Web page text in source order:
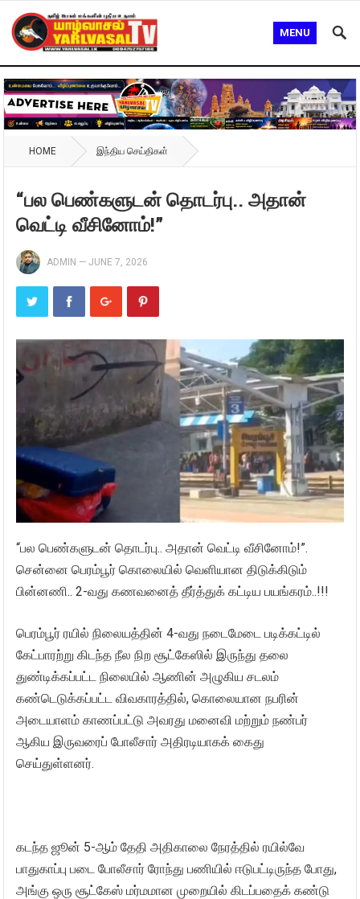
MENU
HOME இந்திய செய்திகள்
“பல பெண்களுடன் தொடர்பு.. அதான்
வெட்டி வீசினோம்!”
ADMIN —JUNE 7, 2026
“பல பெண்களுடன் தொடர்பு.. அதான் வெட்டி வீசினோம்!”.
சென்னை பெரம்பூர் கொலையில் வெளியான திடுக்கிடும்
பின்னணி.. 2-வது கணவனைத் தீர்த்துக் கட்டிய பயங்கரம்..!!!
பெரம்பூர் ரயில் நிலையத்தின் 4-வது நடைமேடை படிக்கட்டில்
கேட்பாரற்று கிடந்த நீல நிற சூட்கேஸில் இருந்து தலை
துண்டிக்கப்பட்ட நிலையில் ஆணின் அழுகிய சடலம்
கண்டெடுக்கப்பட்ட விவகாரத்தில், கொலையான நபரின்
அடையாளம் காணப்பட்டு அவரது மனைவி மற்றும் நண்பர்
ஆகிய இருவரைப் போலீசார் அதிரடியாகக் கைது
செய்துள்ளனர்.
கடந்த ஜூன் 5-ஆம் தேதி அதிகாலை நேரத்தில் ரயில்வே
பாதுகாப்பு படை போலீசார் ரோந்து பணியில் ஈடுபட்டிருந்த போது,
அங்கு ஒரு சூட்கேஸ் மர்மமான முறையில் கிடப்பதைக் கண்டு